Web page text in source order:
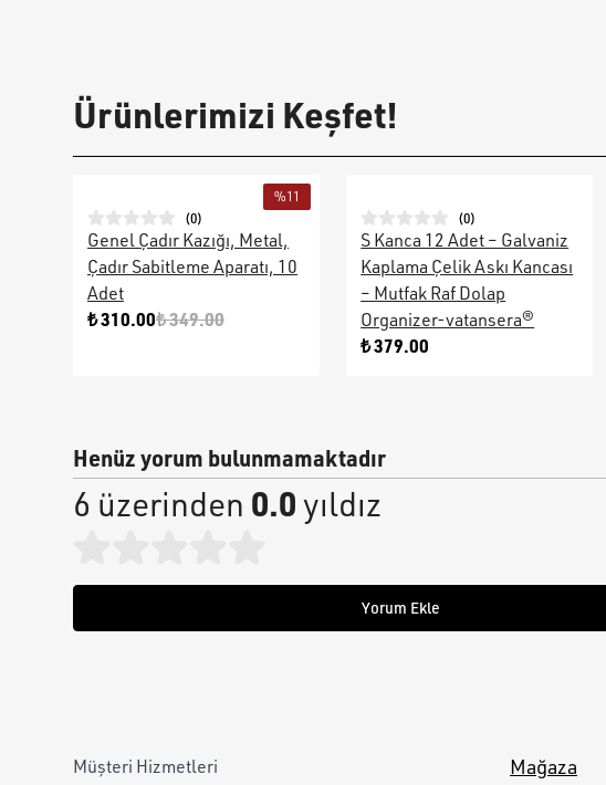
Ürünlerimizi Keşfet!
%11
(0)
Genel Çadır Kazığı, Metal,
Çadır Sabitleme Aparatı, 10
Adet
₺ 310.00₺ 349.00
(0)
S Kanca 12 Adet – Galvaniz
Kaplama Çelik Askı Kancası
– Mutfak Raf Dolap
Organizer-vatansera®
₺ 379.00
Henüz yorum bulunmamaktadır
6 üzerinden 0.0yıldız
Yorum Ekle
Müşteri Hizmetleri
Mağaza